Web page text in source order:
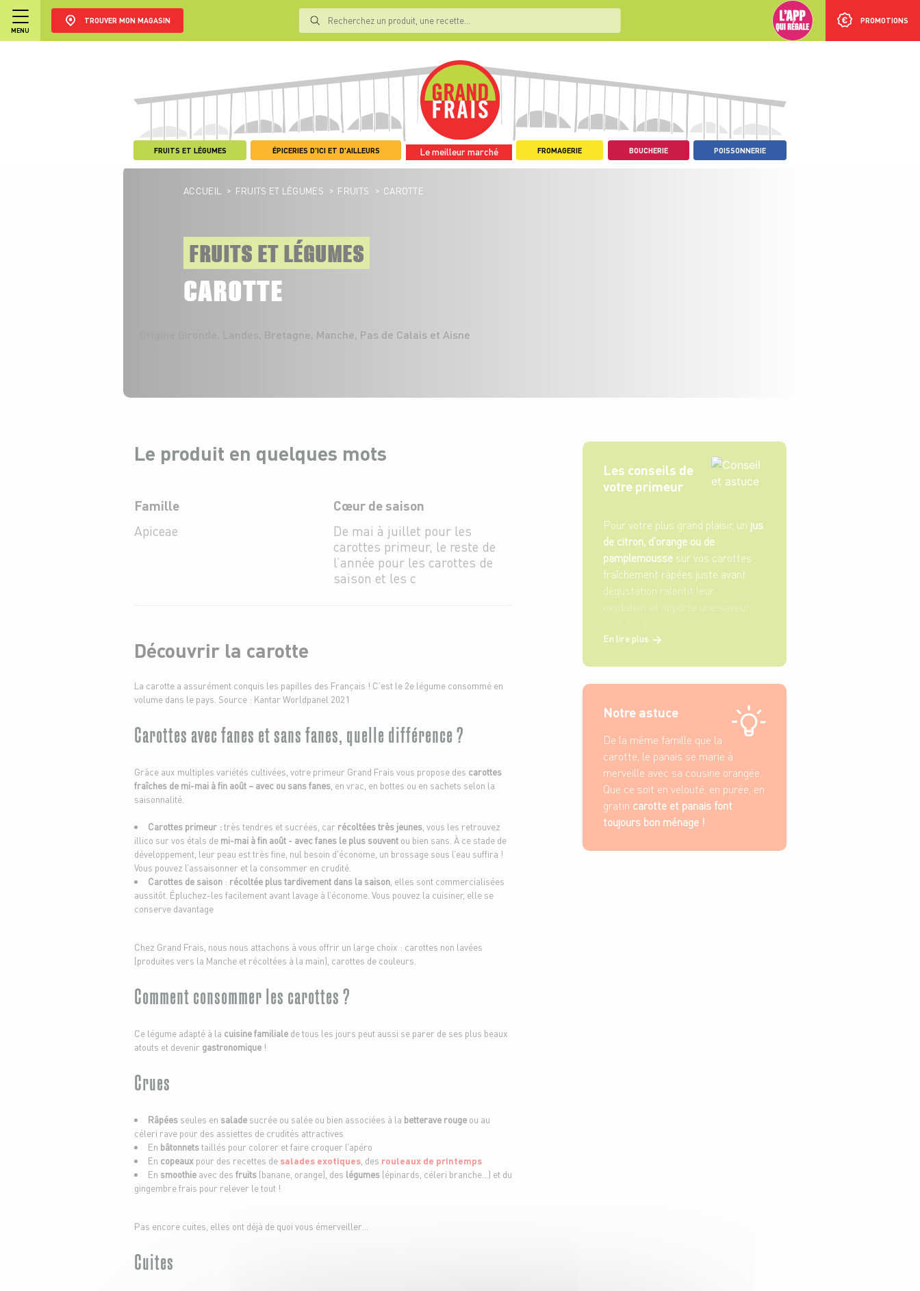
MENU
TROUVER MON MAGASIN PROMOTIONS
FRUITS ET LÉGUMES ÉPICERIES D'ICI ET D'AILLEURS Le meilleur marché FROMAGERIE BOUCHERIE POISSONNERIE
ACCUEIL > FRUITS ET LÉGUMES > FRUITS > CAROTTE
FRUITS ET LÉGUMES
CAROTTE
Origine Gironde, Landes, Bretagne, Manche, Pas de Calais et Aisne
Les conseils de
votre primeur
Pour votre plus grand plaisir, un jus
de citron, d’orange ou de
pamplemousse sur vos carottes
fraîchement râpées juste avant
dégustation ralentit leur
oxydation et apporte une saveur
En lire plus
Notre astuce
De la même famille que la
carotte, le panais se marie à
merveille avec sa cousine orangée.
Que ce soit en velouté, en purée, en
gratin carotte et panais font
toujours bon ménage !
Le produit en quelques mots
Famille
Apiceae
Cœur de saison
De mai à juillet pour les
carottes primeur, le reste de
l’année pour les carottes de
saison et les c
Découvrir la carotte
La carotte a assurément conquis les papilles des Français ! C’est le 2e légume consommé en
volume dans le pays. Source : Kantar Worldpanel 2021
Carottes avec fanes et sans fanes, quelle différence ?
Grâce aux multiples variétés cultivées, votre primeur Grand Frais vous propose des carottes
fraîches de mi-mai à fin août – avec ou sans fanes , en vrac, en bottes ou en sachets selon la
saisonnalité.
Carottes primeur :très tendres et sucrées, car récoltées très jeunes, vous les retrouvez
illico sur vos étals de mi-mai à fin août - avec fanes le plus souvent ou bien sans. À ce stade de
développement, leur peau est très fine, nul besoin d'économe, un brossage sous l’eau suffira !
Vous pouvez l’assaisonner et la consommer en crudité.
Carottes de saison : récoltée plus tardivement dans la saison, elles sont commercialisées
aussitôt. Épluchez-les facilement avant lavage à l’économe. Vous pouvez la cuisiner, elle se
conserve davantage
Chez Grand Frais, nous nous attachons à vous offrir un large choix : carottes non lavées
(produites vers la Manche et récoltées à la main), carottes de couleurs.
Comment consommer les carottes ?
Ce légume adapté à la cuisine familiale de tous les jours peut aussi se parer de ses plus beaux
atouts et devenir gastronomique !
Crues
Râpéesseules en saladesucrée ou salée ou bien associées à la betterave rougeou au
céleri rave pour des assiettes de crudités attractives
En bâtonnetstaillés pour colorer et faire croquer l’apéro
En copeauxpour des recettes de salades exotiques, des rouleaux de printemps
En smoothieavec des fruits(banane, orange), des légumes(épinards, céleri branche…) et du
gingembre frais pour relever le tout !
Pas encore cuites, elles ont déjà de quoi vous émerveiller…
Cuites